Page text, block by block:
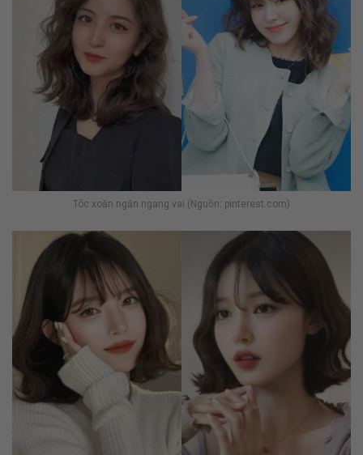
Tóc xoăn ngắn ngang vai (Nguồn: pinterest.com)